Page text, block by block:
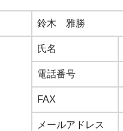
鈴木 雅勝
氏名
電話番号
FAX
メールアドレス